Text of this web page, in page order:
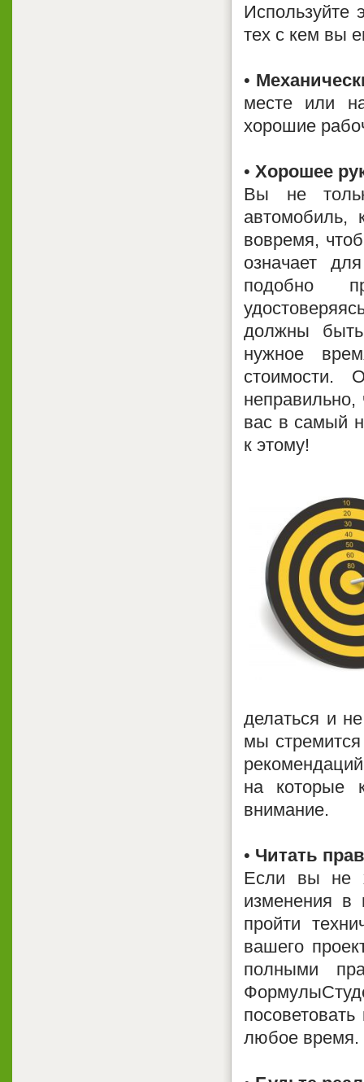
Используйте
тех с кем вы
•
месте или
хорошие
• Хорошее
Вы не
автомобиль,
вовремя,
означает
подобно
должны
нужное
стоимости.
вас в самый
к этому!
делаться и
мы
на которые
внимание.
• Читать
Если вы не
изменения
пройти
вашего
полными
любое время.